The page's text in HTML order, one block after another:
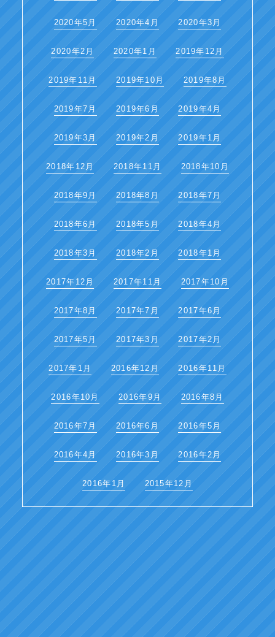
2020年5月 2020年4月 2020年3月
2020年2月 2020年1月 2019年12月
2019年11月 2019年10月 2019年8月
2019年7月 2019年6月 2019年4月
2019年3月 2019年2月 2019年1月
2018年12月 2018年11月 2018年10月
2018年9月 2018年8月 2018年7月
2018年6月 2018年5月 2018年4月
2018年3月 2018年2月 2018年1月
2017年12月 2017年11月 2017年10月
2017年8月 2017年7月 2017年6月
2017年5月 2017年3月 2017年2月
2017年1月 2016年12月 2016年11月
2016年10月 2016年9月 2016年8月
2016年7月 2016年6月 2016年5月
2016年4月 2016年3月 2016年2月
2016年1月 2015年12月